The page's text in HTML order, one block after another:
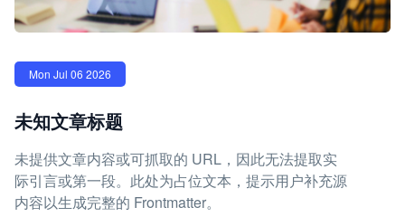
Mon Jul 06 2026
未知文章标题
未提供文章内容或可抓取的 URL，因此无法提取实
际引言或第一段。此处为占位文本，提示用户补充源
内容以生成完整的 Frontmatter。